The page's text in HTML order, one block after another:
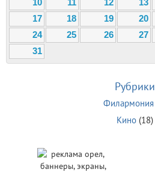
10
11 12 13
17
18 19 20
24
25 26 27
31
Рубрики
Филармония
Кино(18)